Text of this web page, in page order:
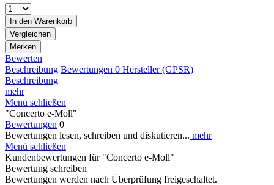
In den Warenkorb
Vergleichen
Merken
Bewerten
Beschreibung Bewertungen 0 Hersteller (GPSR)
Beschreibung
mehr
Menü schließen
"Concerto e-Moll"
Bewertungen 0
Bewertungen lesen, schreiben und diskutieren... mehr
Menü schließen
Kundenbewertungen für "Concerto e-Moll"
Bewertung schreiben
Bewertungen werden nach Überprüfung freigeschaltet.